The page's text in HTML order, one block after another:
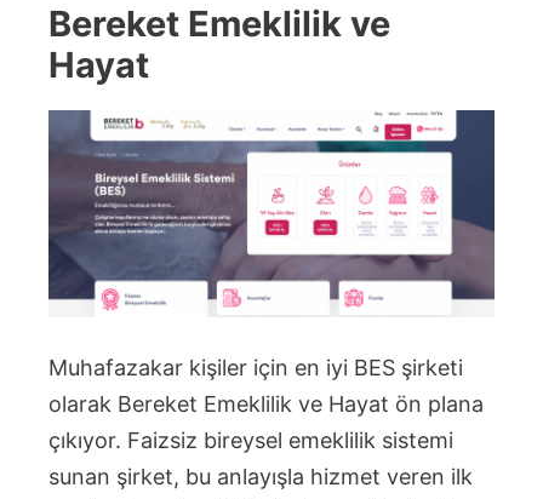
Bereket Emeklilik ve
Hayat
Muhafazakar kişiler için en iyi BES şirketi
olarak Bereket Emeklilik ve Hayat ön plana
çıkıyor. Faizsiz bireysel emeklilik sistemi
sunan şirket, bu anlayışla hizmet veren ilk